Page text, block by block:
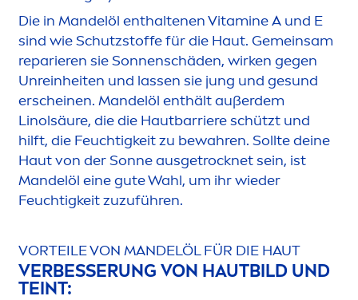
Die in Mandelöl enthaltenenVitamine A und E
sind wie Schutzstoffe für die Haut. Gemeinsam
reparieren sie Sonnenschäden, wirken gegen
Unreinheiten und lassen sie jung und gesund
erscheinen. Mandelöl enthält außerdem
Linolsäure, die die Hautbarriere schützt und
hilft, die Feuchtigkeit zu bewahren. Sollte deine
Haut von der Sonne ausgetrocknet sein, ist
Mandelöl eine gute Wahl, um ihr wieder
Feuchtigkeit zuzuführen.
VORTEILE VON MANDELÖL FÜR DIE HAUT
VERBESSERUNG VON HAUTBILD UND
TEINT: